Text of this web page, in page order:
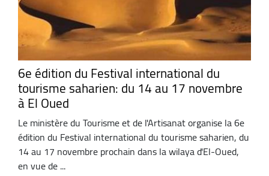
6e édition du Festival international du
tourisme saharien: du 14 au 17 novembre
à El Oued
Le ministère du Tourisme et de l'Artisanat organise la 6e
édition du Festival international du tourisme saharien, du
14 au 17 novembre prochain dans la wilaya d'El-Oued,
en vue de ...